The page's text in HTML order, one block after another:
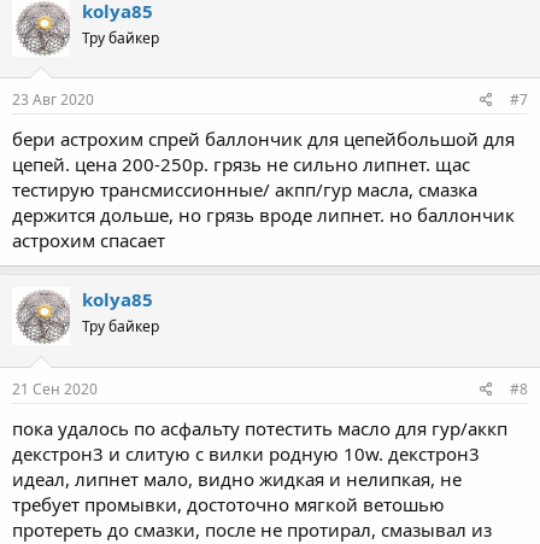
kolya85
Тру байкер
23 Авг 2020 #7
бери астрохим спрей баллончик для цепейбольшой для
цепей. цена 200-250р. грязь не сильно липнет. щас
тестирую трансмиссионные/ акпп/гур масла, смазка
держится дольше, но грязь вроде липнет. но баллончик
астрохим спасает
kolya85
Тру байкер
21 Сен 2020 #8
пока удалось по асфальту потестить масло для гур/аккп
декстрон3 и слитую с вилки родную 10w. декстрон3
идеал, липнет мало, видно жидкая и нелипкая, не
требует промывки, достоточно мягкой ветошью
протереть до смазки, после не протирал, смазывал из